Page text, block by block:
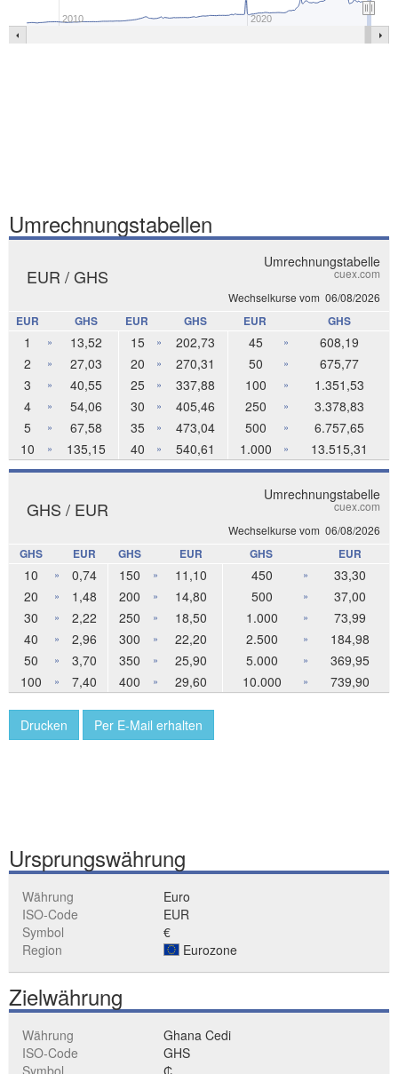
2010 2020
Umrechnungstabellen
Umrechnungstabelle
cuex.com
Wechselkurse vom 06/08/2026
EUR / GHS
EUR GHS EUR GHS EUR GHS
1 » 13,52 15 » 202,73 45 »
608,19
2
» 27,03 20 » 270,31 50 »
675,77
3
» 40,55 25 » 337,88 100 »
1.351,53
4
» 54,06 30 » 405,46 250 »
3.378,83
5
» 67,58 35 » 473,04 500 »
6.757,65
10
» 135,15 40 » 540,61 1.000 » 13.515,31
Umrechnungstabelle
cuex.com
Wechselkurse vom 06/08/2026
GHS / EUR
GHS EUR GHS EUR GHS EUR
10 » 0,74 150 » 11,10 450 »
33,30
20
» 1,48 200 » 14,80 500 »
37,00
30
» 2,22 250 » 18,50 1.000 »
73,99
40
» 2,96 300 » 22,20 2.500 »
184,98
50
» 3,70 350 » 25,90 5.000 »
369,95
100
» 7,40 400 » 29,60 10.000 » 739,90
Drucken Per E-Mail erhalten
Ursprungswährung
Währung
Euro
ISO-Code
EUR
Symbol
€
Region
Eurozone
Zielwährung
Währung
Ghana Cedi
ISO-Code
GHS
Symbol
₵